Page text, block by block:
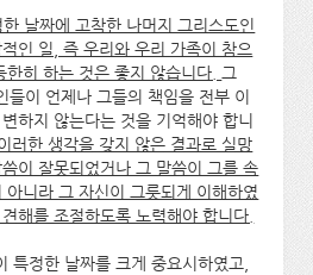
날짜에 고착한 나머지 그리스도인
인 일, 즉 우리와 우리 가족이 참으
한히 하는 것은 좋지 않습니다.
그
들이 언제나 그들의 책임을 전부 이
하지 않는다는 것을 기억해야 합니
러한 생각을 갖지 않은 결과로 실망
이 잘못되었거나 그 말씀이 그를 속
아니라 그 자신이 그릇되게 이해하였
해를 조절하도록 노력해야 합니다.
특정한 날짜를 크게 중요시하였고,